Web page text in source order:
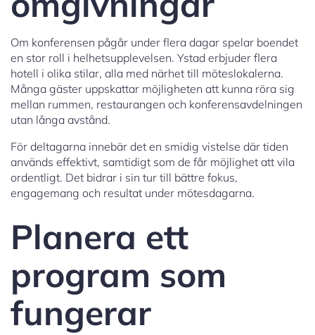
Om konferensen pågår under flera dagar spelar boendet
en stor roll i helhetsupplevelsen. Ystad erbjuder flera
hotell i olika stilar, alla med närhet till möteslokalerna.
Många gäster uppskattar möjligheten att kunna röra sig
mellan rummen, restaurangen och konferensavdelningen
utan långa avstånd.
För deltagarna innebär det en smidig vistelse där tiden
används effektivt, samtidigt som de får möjlighet att vila
ordentligt. Det bidrar i sin tur till bättre fokus,
engagemang och resultat under mötesdagarna.
Planera ett
program som
fungerar